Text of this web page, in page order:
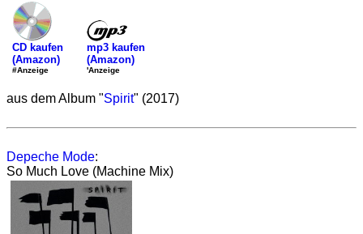
CD kaufen
(Amazon)
#Anzeige
mp3 kaufen
(Amazon)
'Anzeige
aus dem Album "Spirit" (2017)
Depeche Mode:
So Much Love (Machine Mix)